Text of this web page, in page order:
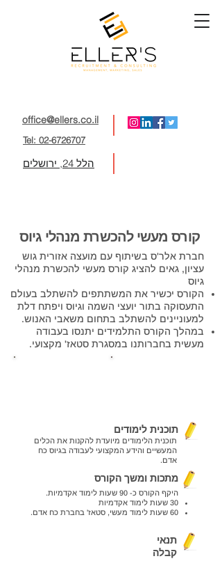
Tel: 02-6726707
office@ellers.co.il
הלל 24, ירושלים
קורס מעשי להכשרת מנהלי גיוס
חברת אלר'ס בשיתוף עם מועצה אזורית גוש
עציון, גאים להציג קורס מעשי להכשרת מנהלי
גיוס
הקורס יכשיר את המשתתפים להשתלב בעולם
התעסוקה בתור יועצי השמה וגיוס ויפתח דלת
למעוניינים להשתלב בתחום משאבי האנוש.
במהלך הקורס התלמידים יתנסו בעבודה
מעשית בחברותנו במסגרת סטאז' מקצועי.
תוכנית לימודים
תוכנית הלימודים מיועדת להקנות את הכלים
המעשיים והידע המקצועי לעבודה בגיוס כח
אדם.
מתכות ומשך הקורס
היקף הקורס כ- 90 שעות לימוד אקדמיות.
30 שעות לימוד אקדמיות
60 שעות לימוד מעשי, סטאז' בחברת כח אדם.
תנאי
קבלה